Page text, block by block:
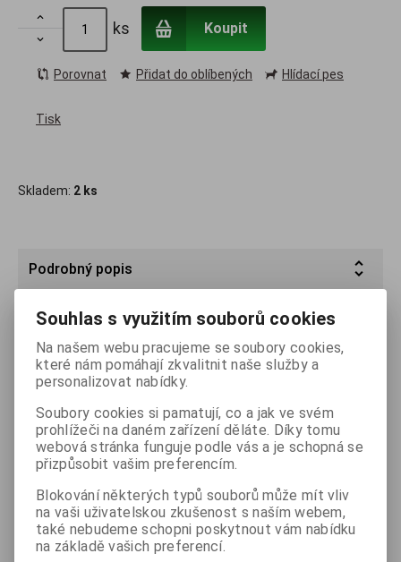


ks Koupit
Porovnat Přidat do oblíbených Hlídací pes
Tisk
Skladem: 2 ks
Podrobný popis
Parametry
Dotaz na výrobek
Doporučit výrobek
Souhlas s využitím souborů cookies
Na našem webu pracujeme se soubory cookies,
které nám pomáhají zkvalitnit naše služby a
personalizovat nabídky.
Soubory cookies si pamatují, co a jak ve svém
prohlížeči na daném zařízení děláte. Díky tomu
webová stránka funguje podle vás a je schopná se
přizpůsobit vašim preferencím.
Blokování některých typů souborů může mít vliv
na vaši uživatelskou zkušenost s naším webem,
také nebudeme schopni poskytnout vám nabídku
na základě vašich preferencí.